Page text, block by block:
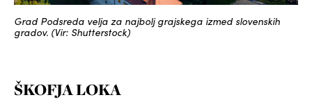
Grad Podsreda velja za najbolj grajskega izmed slovenskih
gradov. (Vir: Shutterstock)
ŠKOFJA LOKA